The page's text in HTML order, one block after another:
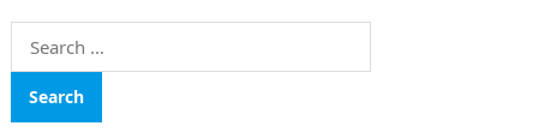
Search
for: